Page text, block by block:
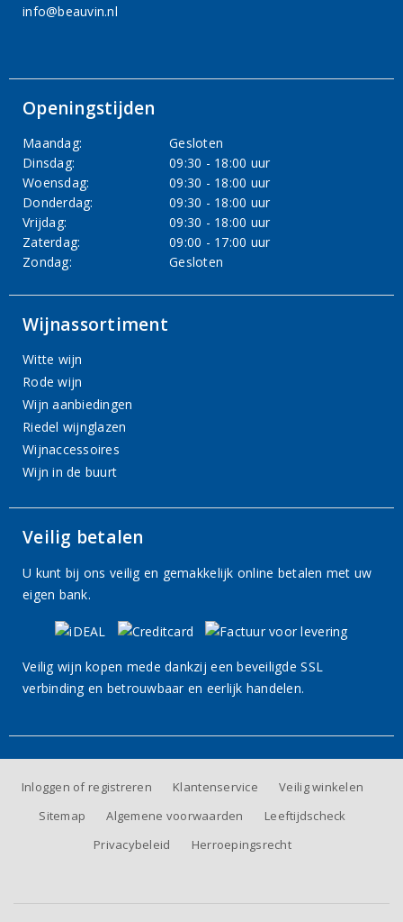
info@beauvin.nl
Openingstijden
Maandag:
Gesloten
Dinsdag:
09:30 - 18:00 uur
Woensdag:
09:30 - 18:00 uur
Donderdag:
09:30 - 18:00 uur
Vrijdag:
09:30 - 18:00 uur
Zaterdag:
09:00 - 17:00 uur
Zondag:
Gesloten
Wijnassortiment
Witte wijn
Rode wijn
Wijn aanbiedingen
Riedel wijnglazen
Wijnaccessoires
Wijn in de buurt
Veilig betalen
U kunt bij ons veilig en gemakkelijk online betalen met uw
eigen bank.
Veilig wijn kopen mede dankzij een beveiligde SSL
verbinding en betrouwbaar en eerlijk handelen.
Inloggen of registreren Klantenservice
Veilig winkelen
Sitemap
Algemene voorwaarden
Leeftijdscheck
Privacybeleid
Herroepingsrecht